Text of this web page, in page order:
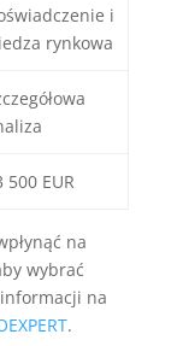
i
rynkowa
500 EUR
na
wybrać
na
.